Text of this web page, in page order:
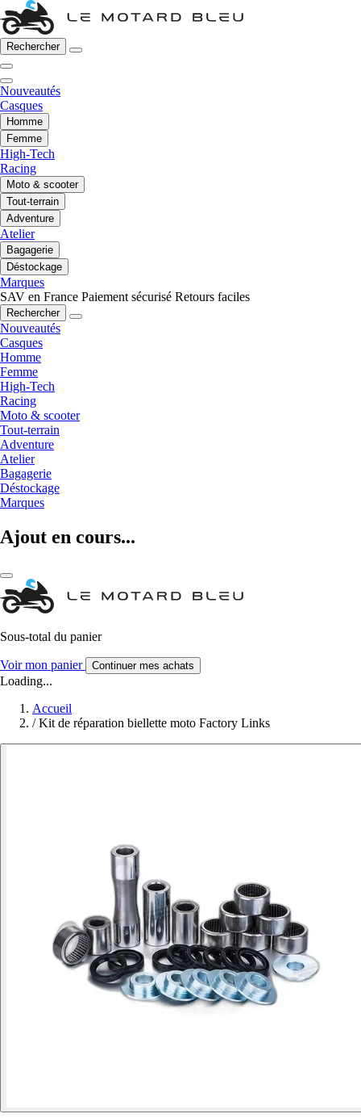
Rechercher
Nouveautés
Casques
Homme
Femme
High-Tech
Racing
Moto & scooter
Tout-terrain
Adventure
Atelier
Bagagerie
Déstockage
Marques
SAV en France Paiement sécurisé Retours faciles
Rechercher
Nouveautés
Casques
Homme
Femme
High-Tech
Racing
Moto & scooter
Tout-terrain
Adventure
Atelier
Bagagerie
Déstockage
Marques
Ajout en cours...
Sous-total du panier
Voir mon panier Continuer mes achats
Loading...
Accueil
/ Kit de réparation biellette moto Factory Links